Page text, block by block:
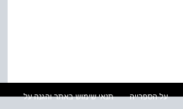
על הספרייה
תנאי שימוש באתר והגנה על